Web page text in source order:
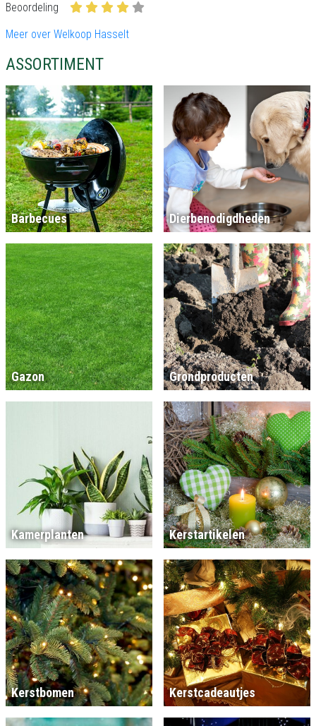
Beoordeling
Meer over Welkoop Hasselt
ASSORTIMENT
Barbecues Dierbenodigdheden
Gazon Grondproducten
Kamerplanten Kerstartikelen
Kerstbomen Kerstcadeautjes